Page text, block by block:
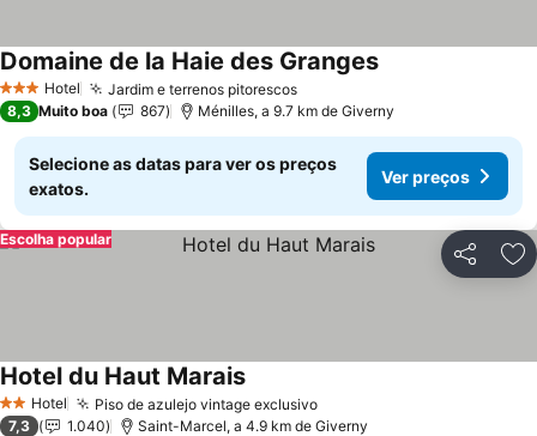
3 EstrelasHotel Jardim e terrenos pitorescos
Domaine de la Haie des Granges
8,3 Muito boa 867 Ménilles, a 9.7 km de Giverny
Selecione as datas para ver os preços
exatos.
Ver preços
Partilhar
Escolha popular
2 Estrelas
Hotel Piso de azulejo vintage exclusivo
Hotel du Haut Marais
7,3 1.040 Saint-Marcel, a 4.9 km de Giverny